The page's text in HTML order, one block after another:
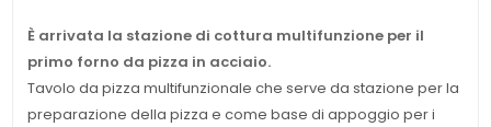
È arrivata la stazione di cottura multifunzione per il
primo forno da pizza in acciaio.
Tavolo da pizza multifunzionale che serve da stazione per la
preparazione della pizza e come base di appoggio per i